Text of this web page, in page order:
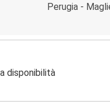
Perugia -
disponibilità